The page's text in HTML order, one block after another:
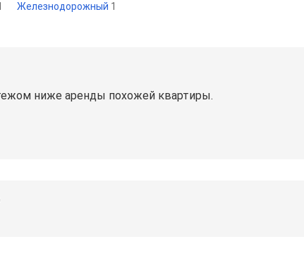
Железнодорожный 1
ниже аренды похожей квартиры.